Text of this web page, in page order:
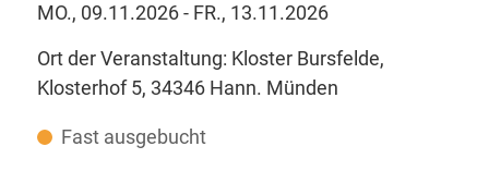
MO., 09.11.2026 - FR., 13.11.2026
Ort der Veranstaltung: Kloster Bursfelde,
Klosterhof 5, 34346 Hann. Münden
Fast ausgebucht